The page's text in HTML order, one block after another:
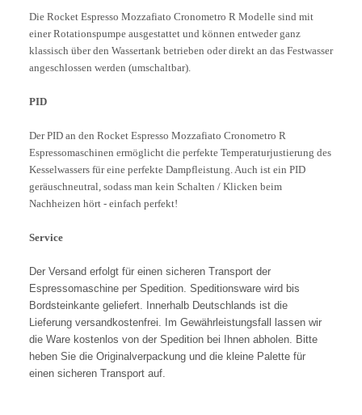
Die Rocket Espresso Mozzafiato Cronometro R Modelle sind mit
einer Rotationspumpe ausgestattet und können entweder ganz
klassisch über den Wassertank betrieben oder direkt an das Festwasser
angeschlossen werden (umschaltbar).
PID
Der PID an den Rocket Espresso Mozzafiato Cronometro R
Espressomaschinen ermöglicht die perfekte Temperaturjustierung des
Kesselwassers für eine perfekte Dampfleistung. Auch ist ein PID
geräuschneutral, sodass man kein Schalten / Klicken beim
Nachheizen hört - einfach perfekt!
Service
Der Versand erfolgt für einen sicheren Transport der
Espressomaschine per Spedition. Speditionsware wird bis
Bordsteinkante geliefert. Innerhalb Deutschlands ist die
Lieferung versandkostenfrei. Im Gewährleistungsfall lassen wir
die Ware kostenlos von der Spedition bei Ihnen abholen. Bitte
heben Sie die Originalverpackung und die kleine Palette für
einen sicheren Transport auf.